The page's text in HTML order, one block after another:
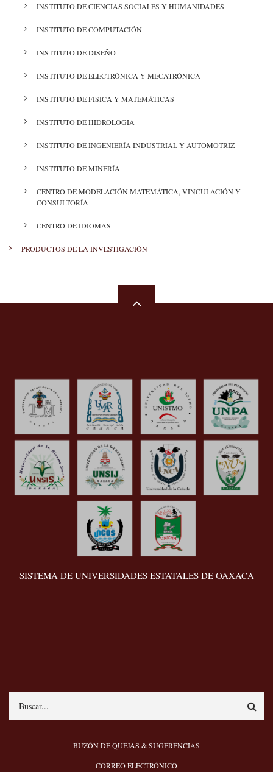
INSTITUTO DE CIENCIAS SOCIALES Y HUMANIDADES
INSTITUTO DE COMPUTACIÓN
INSTITUTO DE DISEÑO
INSTITUTO DE ELECTRÓNICA Y MECATRÓNICA
INSTITUTO DE FÍSICA Y MATEMÁTICAS
INSTITUTO DE HIDROLOGÍA
INSTITUTO DE INGENIERÍA INDUSTRIAL Y AUTOMOTRIZ
INSTITUTO DE MINERÍA
CENTRO DE MODELACIÓN MATEMÁTICA, VINCULACIÓN Y
CONSULTORÍA
CENTRO DE IDIOMAS
PRODUCTOS DE LA INVESTIGACIÓN
SISTEMA DE UNIVERSIDADES ESTATALES DE OAXACA
BUZÓN DE QUEJAS & SUGERENCIAS
CORREO ELECTRÓNICO